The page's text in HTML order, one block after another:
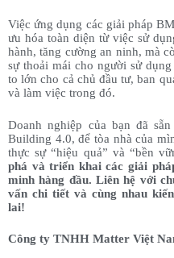
Việc ứng dụng các giải pháp
ưu hóa toàn diện từ việc sử
hành, tăng cường an ninh, mà
sự thoải mái cho người sử
to lớn cho cả chủ đầu tư, ban
và làm việc trong đó.
Doanh nghiệp của bạn đã
Building 4.0, để tòa nhà của
thực sự “hiệu quả” và “bền
phá và triển khai các giải
minh hàng đầu. Liên hệ với
vấn chi tiết và cùng nhau
lai!
Công ty TNHH Matter Việt